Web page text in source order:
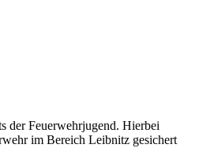
der Feuerwehrjugend. Hierbei
im Bereich Leibnitz gesichert